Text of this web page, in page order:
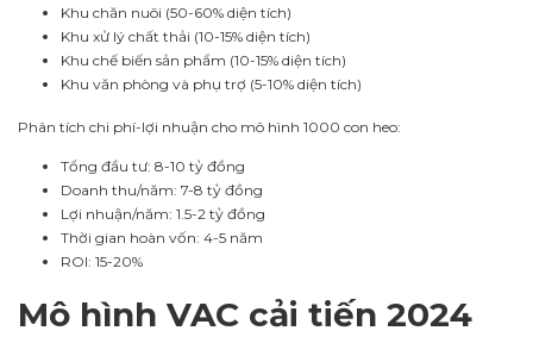
Khu chăn nuôi (50-60% diện tích)
Khu xử lý chất thải (10-15% diện tích)
Khu chế biến sản phẩm (10-15% diện tích)
Khu văn phòng và phụ trợ (5-10% diện tích)
Phân tích chi phí-lợi nhuận cho mô hình 1000 con heo:
Tổng đầu tư: 8-10 tỷ đồng
Doanh thu/năm: 7-8 tỷ đồng
Lợi nhuận/năm: 1.5-2 tỷ đồng
Thời gian hoàn vốn: 4-5 năm
ROI: 15-20%
Mô hình VAC cải tiến 2024